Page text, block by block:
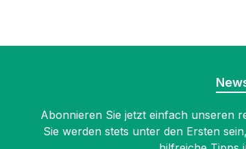
Abonnieren Sie jetzt einfach unseren
Sie werden stets unter den Ersten